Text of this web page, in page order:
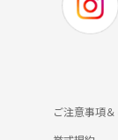
ご注意事項